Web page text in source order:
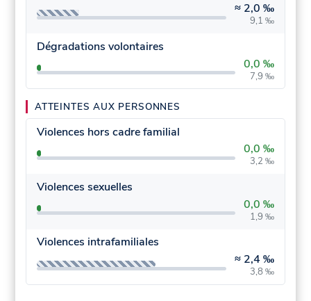
≈ 2,0 ‰
9,1 ‰
Dégradations volontaires
0,0 ‰
7,9 ‰
ATTEINTES AUX PERSONNES
Violences hors cadre familial
0,0 ‰
3,2 ‰
Violences sexuelles
0,0 ‰
1,9 ‰
Violences intrafamiliales
≈ 2,4 ‰
3,8 ‰